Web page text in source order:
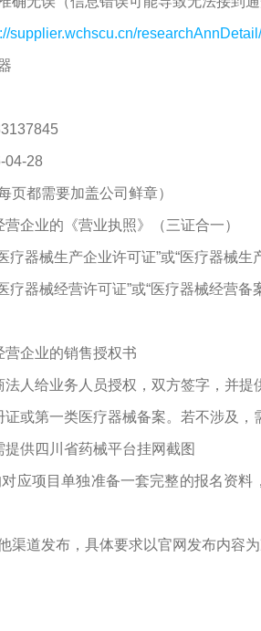
supplier.wchscu.cn/
04-28
页都需要加盖公司鲜章）
企业的《营业执照》（三证合一）
疗器械生产企业许可证”或“医疗器械生
疗器械经营许可证”或“医疗器械经营
营企业的销售授权书
人给业务人员授权，双方签字，并提
或第一类医疗器械备案。若不涉及，
供四川省药械平台挂网截图
应项目单独准备一套完整的报名资
渠道发布，具体要求以官网发布内容